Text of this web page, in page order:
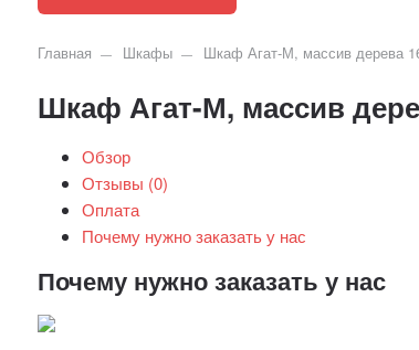
Главная Шкафы Шкаф Агат-М, массив дерева
Шкаф Агат-М, массив
Обзор
Отзывы (0)
Оплата
Почему нужно заказать у нас
Почему нужно заказать у нас